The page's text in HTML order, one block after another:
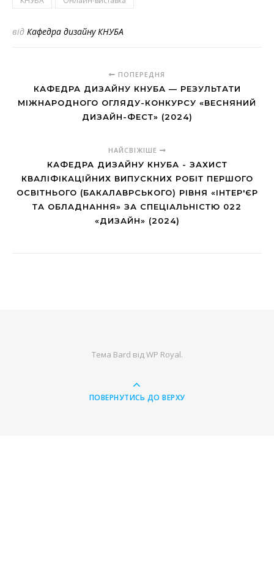
від Кафедра дизайну КНУБА
ПОПЕРЕДНЯ
КАФЕДРА ДИЗАЙНУ КНУБА — РЕЗУЛЬТАТИ
МІЖНАРОДНОГО ОГЛЯДУ-КОНКУРСУ «ВЕСНЯНИЙ
ДИЗАЙН-ФЕСТ» (2024)
НАЙСВІЖІШЕ
КАФЕДРА ДИЗАЙНУ КНУБА - ЗАХИСТ
КВАЛІФІКАЦІЙНИХ ВИПУСКНИХ РОБІТ ПЕРШОГО
ОСВІТНЬОГО (БАКАЛАВРСЬКОГО) РІВНЯ «ІНТЕР'ЄР
ТА ОБЛАДНАННЯ» ЗА СПЕЦІАЛЬНІСТЮ 022
«ДИЗАЙН» (2024)
Тема Bard відWP Royal.
ПОВЕРНУТИСЬ ДО ВЕРХУ